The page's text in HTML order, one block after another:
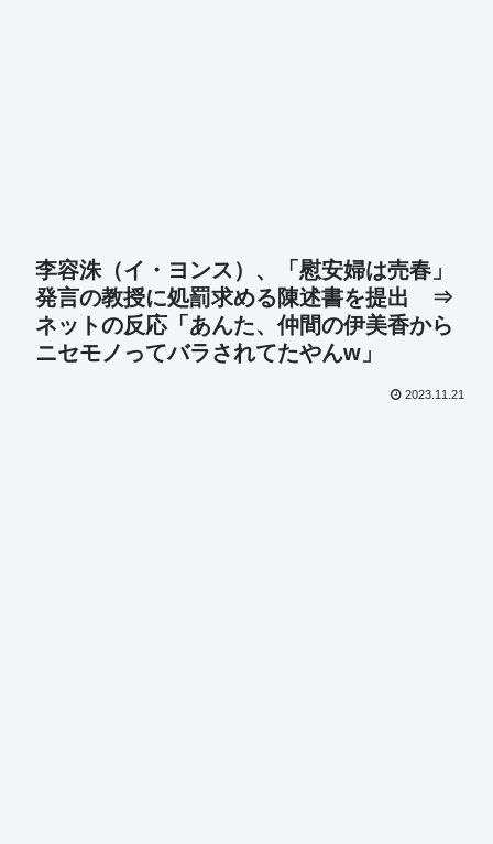
李容洙（イ・ヨンス）、「慰安婦は売春」
発言の教授に処罰求める陳述書を提出 ⇒
ネットの反応「あんた、仲間の伊美香から
ニセモノってバラされてたやんw」
2023.11.21